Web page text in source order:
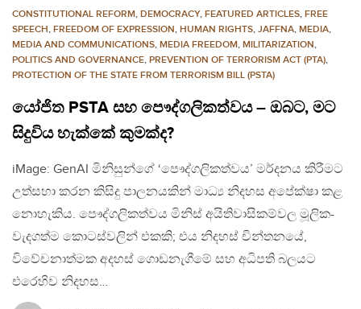
CONSTITUTIONAL REFORM, DEMOCRACY, FEATURED ARTICLES, FREE
SPEECH, FREEDOM OF EXPRESSION, HUMAN RIGHTS, JAFFNA, MEDIA,
MEDIA AND COMMUNICATIONS, MEDIA FREEDOM, MILITARIZATION,
POLITICS AND GOVERNANCE, PREVENTION OF TERRORISM ACT (PTA),
PROTECTION OF THE STATE FROM TERRORISM BILL (PSTA)
යෝජිත PSTA සහ පෞද්ගලිකත්වය – ඔබට, මට
සිදුවිය හැක්කේ කුමක්ද?
iMage: GenAI මිනිසුන්ගේ ‘පෞද්ගලිකත්වය’ මර්දනය කිරීමට
උත්සහා කරන කිසිදු පාලනයකින් මාධ්‍ය නිදහස අපේක්ෂා කළ
නොහැකිය. පෞද්ගලිකත්වය මිනිස් අයිතිවාසිකම්වල මූලික-
වැදගත්ම කොටස්වලින් එකකි; එය නිදහස් චින්තනයේ,
විවේචනාත්මක අදහස් ගොඩනැගීමේ සහ අධිපති බලයට
එරෙහිව නිදහස…